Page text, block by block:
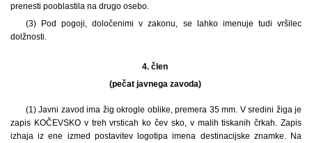
prenesti pooblastila na drugo osebo.
(3) Pod pogoji, določenimi v zakonu, se lahko imenuje tudi vršilec
dolžnosti.
4. člen
(pečat javnega zavoda)
(1) Javni zavod ima žig okrogle oblike, premera 35 mm. V sredini žiga je
zapis KOČEVSKO v treh vrsticah ko čev sko, v malih tiskanih črkah. Zapis
izhaja iz ene izmed postavitev logotipa imena destinacijske znamke. Na